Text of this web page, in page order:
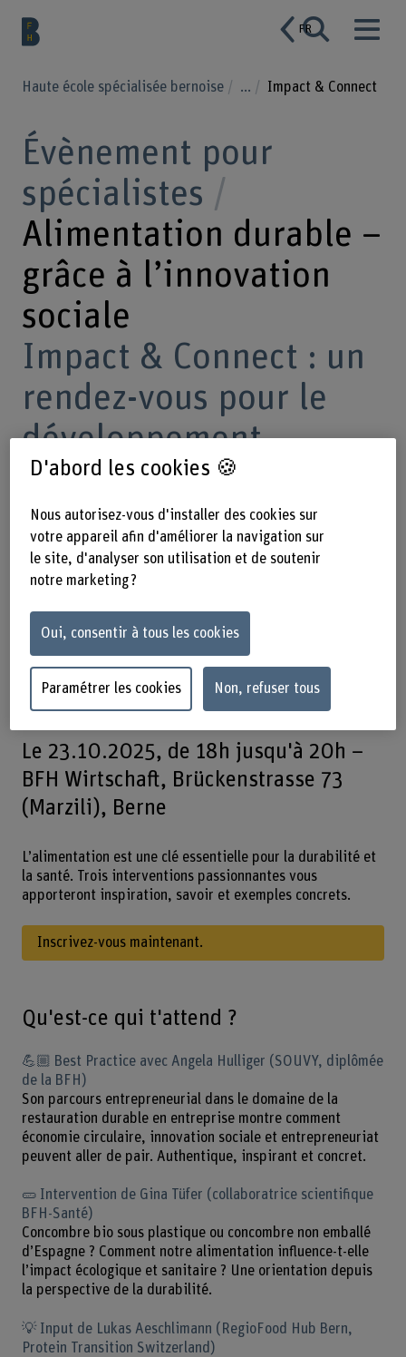
FR
Haute école spécialisée bernoise ... Impact & Connect
Évènement pour
spécialistes
Alimentation durable –
grâce à l’innovation
sociale
Impact & Connect : un
rendez-vous pour le
développement
durable et l’innovation
Adopter une alimentation durable est
plus facile à dire qu’à faire. Notre
événement de lancement de la série
Impact & Connect montre comment les
innovations sociales peuvent y
contribuer – pour toutes et tous.
Le 23.10.2025, de 18h jusqu'à 20h –
BFH Wirtschaft, Brückenstrasse 73
(Marzili), Berne
L’alimentation est une clé essentielle pour la durabilité et
la santé. Trois interventions passionnantes vous
apporteront inspiration, savoir et exemples concrets.
Inscrivez-vous maintenant.
Qu'est-ce qui t'attend ?
💪🏼 Best Practice avec Angela Hulliger (SOUVY, diplômée
de la BFH)
Son parcours entrepreneurial dans le domaine de la
restauration durable en entreprise montre comment
économie circulaire, innovation sociale et entrepreneuriat
peuvent aller de pair. Authentique, inspirant et concret.
🥒 Intervention de Gina Tüfer (collaboratrice scientifique
BFH-Santé)
Concombre bio sous plastique ou concombre non emballé
d’Espagne ? Comment notre alimentation influence-t-elle
l’impact écologique et sanitaire ? Une orientation depuis
la perspective de la durabilité.
💡 Input de Lukas Aeschlimann (RegioFood Hub Bern,
Protein Transition Switzerland)
D'abord les cookies 🍪
Nous autorisez-vous d'installer des cookies sur
votre appareil afin d'améliorer la navigation sur
le site, d'analyser son utilisation et de soutenir
notre marketing ?
Oui, consentir à tous les cookies
Paramétrer les cookies Non, refuser tous